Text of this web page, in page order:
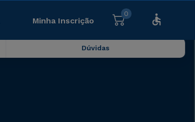
Minha Inscrição
0
Dúvidas